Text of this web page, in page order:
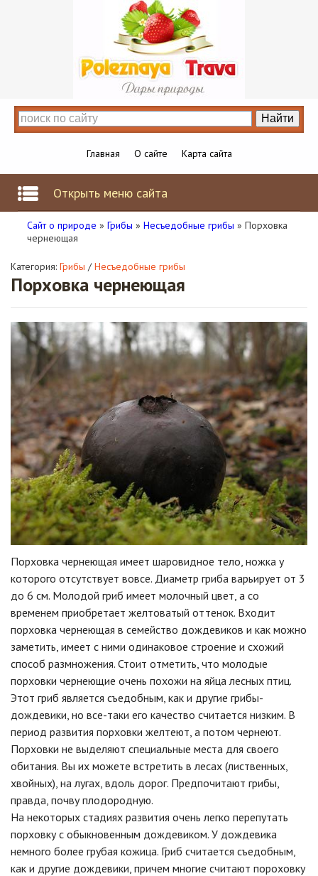
Главная О сайте Карта сайта
Открыть меню сайта
Сайт о природе » Грибы » Несъедобные грибы » Порховка
чернеющая
Категория: Грибы /Несъедобные грибы
Порховка чернеющая
Порховка чернеющая имеет шаровидное тело, ножка у
которого отсутствует вовсе. Диаметр гриба варьирует от 3
до 6 см. Молодой гриб имеет молочный цвет, а со
временем приобретает желтоватый оттенок. Входит
порховка чернеющая в семейство дождевиков и как можно
заметить, имеет с ними одинаковое строение и схожий
способ размножения. Стоит отметить, что молодые
порховки чернеющие очень похожи на яйца лесных птиц.
Этот гриб является съедобным, как и другие грибы-
дождевики, но все-таки его качество считается низким. В
период развития порховки желтеют, а потом чернеют.
Порховки не выделяют специальные места для своего
обитания. Вы их можете встретить в лесах (лиственных,
хвойных), на лугах, вдоль дорог. Предпочитают грибы,
правда, почву плодородную.
На некоторых стадиях развития очень легко перепутать
порховку с обыкновенным дождевиком. У дождевика
немного более грубая кожица. Гриб считается съедобным,
как и другие дождевики, причем многие считают пороховку